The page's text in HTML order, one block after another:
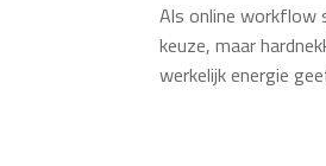
Als online workflow
keuze, maar
werkelijk energie